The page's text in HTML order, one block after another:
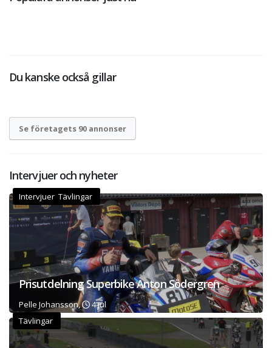
Du kanske också gillar
Se företagets 90 annonser
Intervjuer och nyheter
Intervjuer Tävlingar
Prisutdelning Superbike Anton Södergren
Pelle Johansson,
4 jul
Tävlingar